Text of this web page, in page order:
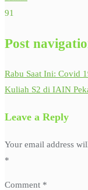
91
Post
Rabu Saat Ini: Covid
Kuliah S2 di IAIN
Leave a Reply
Your email address
*
Comment *